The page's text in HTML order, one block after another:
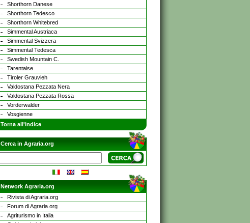
Shorthorn Danese
Shorthorn Tedesco
Shorthorn Whitebred
Simmental Austriaca
Simmental Svizzera
Simmental Tedesca
Swedish Mountain C.
Tarentaise
Tiroler Grauvieh
Valdostana Pezzata Nera
Valdostana Pezzata Rossa
Vorderwalder
Vosgienne
Torna all'indice
Cerca in Agraria.org
Network Agraria.org
Rivista di Agraria.org
Forum di Agraria.org
Agriturismo in Italia